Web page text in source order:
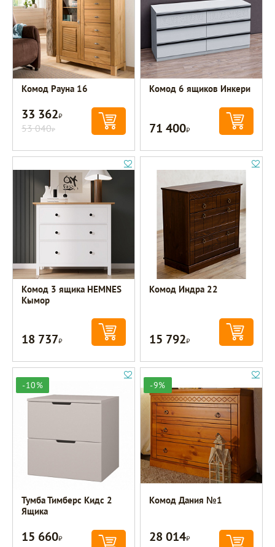
Комод Рауна 16
33 362Р
53 040Р
Комод 6 ящиков Инкери
71 400Р
Комод 3 ящика HEMNES
Кымор
18 737Р
Комод Индра 22
15 792Р
-10%
Тумба Тимберс Кидс 2
Ящика
15 660Р
-9%
Комод Дания №1
28 014Р